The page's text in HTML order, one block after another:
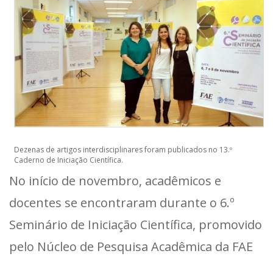
Dezenas de artigos interdisciplinares foram publicados no 13.º
Caderno de Iniciação Científica.
No início de novembro, acadêmicos e
docentes se encontraram durante o 6.º
Seminário de Iniciação Científica, promovido
pelo Núcleo de Pesquisa Acadêmica da FAE